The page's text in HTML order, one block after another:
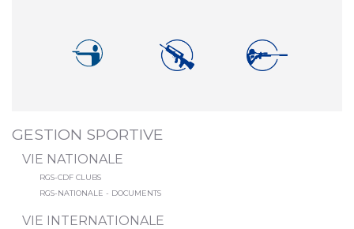
GESTION SPORTIVE
VIE NATIONALE
RGS-CDF CLUBS
RGS-NATIONALE - DOCUMENTS
VIE INTERNATIONALE